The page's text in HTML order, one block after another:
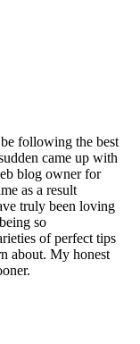
following the best
came up with
blog owner for
as a result
truly been loving
so
of perfect tips
about. My honest